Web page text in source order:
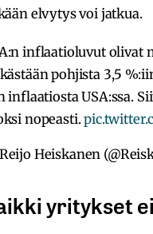
elvytys voi jatkua.
inflaatioluvut olivat
pohjista 3,5
inflaatiosta USA:ssa.
nopeasti.
Heiskanen
yritykset